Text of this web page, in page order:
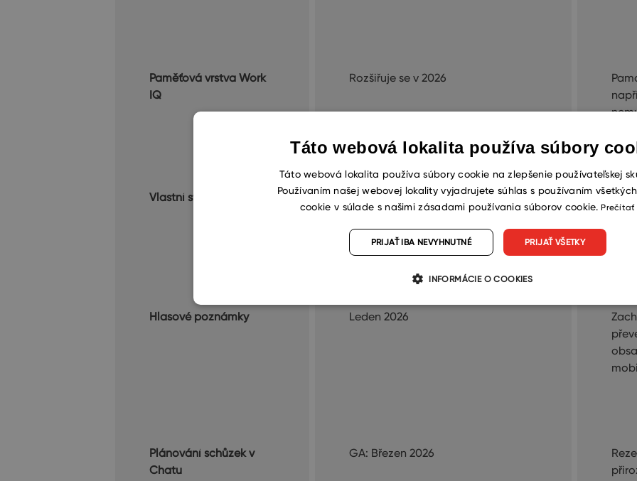
Paměťová vrstva Work
IQ
Rozšiřuje se v 2026
Vlastní stavitel agentů 2026
Hlasové poznámky Leden 2026
Plánování schůzek v
Chatu
GA: Březen 2026
Táto webová lokalita používa súbory
Táto webová lokalita používa súbory cookie na zlepšenie používateľskej
Používaním našej webovej lokality vyjadrujete súhlas s používaním
cookie v súlade s našimi zásadami používania súborov cookie. Prečítať
PRIJAŤ VŠETKY
PRIJAŤ IBA NEVYHNUTNÉ
INFORMÁCIE O COOKIES